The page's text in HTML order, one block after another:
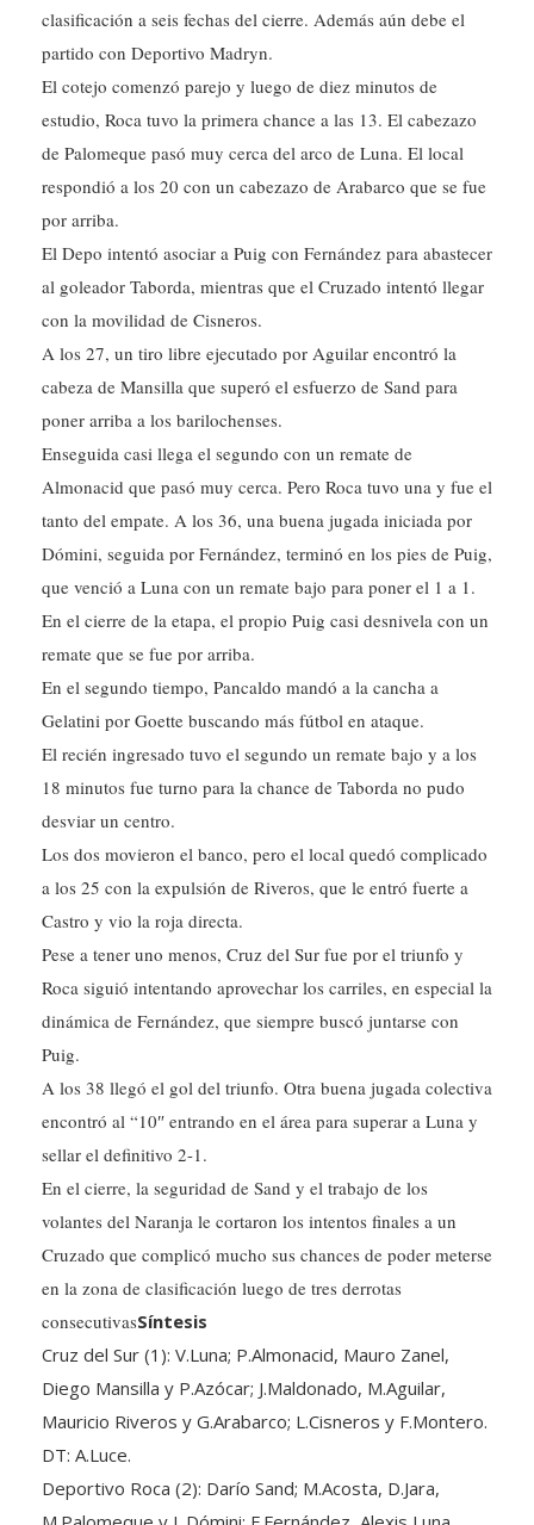
clasificación a seis fechas del cierre. Además aún debe el
partido con Deportivo Madryn.
El cotejo comenzó parejo y luego de diez minutos de
estudio, Roca tuvo la primera chance a las 13. El cabezazo
de Palomeque pasó muy cerca del arco de Luna. El local
respondió a los 20 con un cabezazo de Arabarco que se fue
por arriba.
El Depo intentó asociar a Puig con Fernández para abastecer
al goleador Taborda, mientras que el Cruzado intentó llegar
con la movilidad de Cisneros.
A los 27, un tiro libre ejecutado por Aguilar encontró la
cabeza de Mansilla que superó el esfuerzo de Sand para
poner arriba a los barilochenses.
Enseguida casi llega el segundo con un remate de
Almonacid que pasó muy cerca. Pero Roca tuvo una y fue el
tanto del empate. A los 36, una buena jugada iniciada por
Dómini, seguida por Fernández, terminó en los pies de Puig,
que venció a Luna con un remate bajo para poner el 1 a 1.
En el cierre de la etapa, el propio Puig casi desnivela con un
remate que se fue por arriba.
En el segundo tiempo, Pancaldo mandó a la cancha a
Gelatini por Goette buscando más fútbol en ataque.
El recién ingresado tuvo el segundo un remate bajo y a los
18 minutos fue turno para la chance de Taborda no pudo
desviar un centro.
Los dos movieron el banco, pero el local quedó complicado
a los 25 con la expulsión de Riveros, que le entró fuerte a
Castro y vio la roja directa.
Pese a tener uno menos, Cruz del Sur fue por el triunfo y
Roca siguió intentando aprovechar los carriles, en especial la
dinámica de Fernández, que siempre buscó juntarse con
Puig.
A los 38 llegó el gol del triunfo. Otra buena jugada colectiva
encontró al “10″ entrando en el área para superar a Luna y
sellar el definitivo 2-1.
En el cierre, la seguridad de Sand y el trabajo de los
volantes del Naranja le cortaron los intentos finales a un
Cruzado que complicó mucho sus chances de poder meterse
en la zona de clasificación luego de tres derrotas
consecutivasSíntesis
Cruz del Sur (1): V.Luna; P.Almonacid, Mauro Zanel,
Diego Mansilla y P.Azócar; J.Maldonado, M.Aguilar,
Mauricio Riveros y G.Arabarco; L.Cisneros y F.Montero.
DT: A.Luce.
Deportivo Roca (2): Darío Sand; M.Acosta, D.Jara,